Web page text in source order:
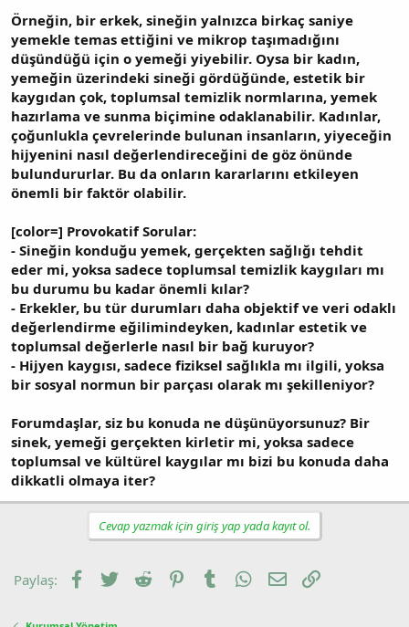
Örneğin, bir erkek, sineğin yalnızca birkaç saniye
yemekle temas ettiğini ve mikrop taşımadığını
düşündüğü için o yemeği yiyebilir. Oysa bir kadın,
yemeğin üzerindeki sineği gördüğünde, estetik bir
kaygıdan çok, toplumsal temizlik normlarına, yemek
hazırlama ve sunma biçimine odaklanabilir. Kadınlar,
çoğunlukla çevrelerinde bulunan insanların, yiyeceğin
hijyenini nasıl değerlendireceğini de göz önünde
bulundururlar. Bu da onların kararlarını etkileyen
önemli bir faktör olabilir.
[color=] Provokatif Sorular:
- Sineğin konduğu yemek, gerçekten sağlığı tehdit
eder mi, yoksa sadece toplumsal temizlik kaygıları mı
bu durumu bu kadar önemli kılar?
- Erkekler, bu tür durumları daha objektif ve veri odaklı
değerlendirme eğilimindeyken, kadınlar estetik ve
toplumsal değerlerle nasıl bir bağ kuruyor?
- Hijyen kaygısı, sadece fiziksel sağlıkla mı ilgili, yoksa
bir sosyal normun bir parçası olarak mı şekilleniyor?
Forumdaşlar, siz bu konuda ne düşünüyorsunuz? Bir
sinek, yemeği gerçekten kirletir mi, yoksa sadece
toplumsal ve kültürel kaygılar mı bizi bu konuda daha
dikkatli olmaya iter?
Cevap yazmak için giriş yap yada kayıt ol.
Paylaş: Facebook
TwitterReddit PinterestTumblrWhatsApp
E-postaLink